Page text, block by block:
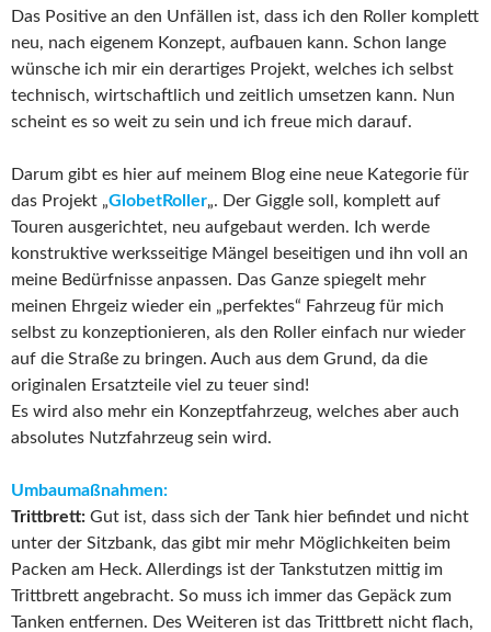
Das Positive an den Unfällen ist, dass ich den Roller komplett
neu, nach eigenem Konzept, aufbauen kann. Schon lange
wünsche ich mir ein derartiges Projekt, welches ich selbst
technisch, wirtschaftlich und zeitlich umsetzen kann. Nun
scheint es so weit zu sein und ich freue mich darauf.
Darum gibt es hier auf meinem Blog eine neue Kategorie für
das Projekt „GlobetRoller„. Der Giggle soll, komplett auf
Touren ausgerichtet, neu aufgebaut werden. Ich werde
konstruktive werksseitige Mängel beseitigen und ihn voll an
meine Bedürfnisse anpassen. Das Ganze spiegelt mehr
meinen Ehrgeiz wieder ein „perfektes“ Fahrzeug für mich
selbst zu konzeptionieren, als den Roller einfach nur wieder
auf die Straße zu bringen. Auch aus dem Grund, da die
originalen Ersatzteile viel zu teuer sind!
Es wird also mehr ein Konzeptfahrzeug, welches aber auch
absolutes Nutzfahrzeug sein wird.
Umbaumaßnahmen:
Trittbrett: Gut ist, dass sich der Tank hier befindet und nicht
unter der Sitzbank, das gibt mir mehr Möglichkeiten beim
Packen am Heck. Allerdings ist der Tankstutzen mittig im
Trittbrett angebracht. So muss ich immer das Gepäck zum
Tanken entfernen. Des Weiteren ist das Trittbrett nicht flach,